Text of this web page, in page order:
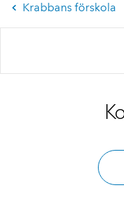
Krabbans förskola